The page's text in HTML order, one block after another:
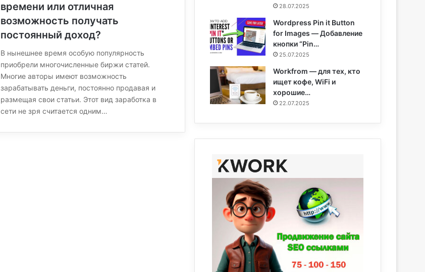
времени или отличная
возможность получать
постоянный доход?
В нынешнее время особую популярность
приобрели многочисленные биржи статей.
Многие авторы имеют возможность
зарабатывать деньги, постоянно продавая и
размещая свои статьи. Этот вид заработка в
сети не зря считается одним…
28.07.2025
Wordpress Pin it Button
for Images — Добавление
кнопки “Pin…
25.07.2025
Workfrom — для тех, кто
ищет кофе, WiFi и
хорошие…
22.07.2025